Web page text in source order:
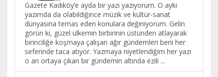
Gazete Kadıköy’e ayda bir yazı yazıyorum. O ayki
yazımda da olabildiğince müzik ve kültür-sanat
dünyasına temas eden konulara değiniyorum. Gelin
görün ki, güzel ülkemin birbirinin üstünden atlayarak
birinciliğe koşmaya çalışan ağır gündemleri beni her
seferinde taca atıyor. Yazmaya niyetlendiğim her yazı
o an ortaya çıkan bir gündemin altında ezili ...